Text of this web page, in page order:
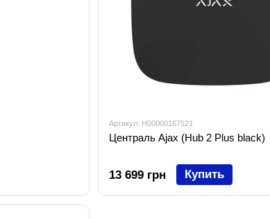
Артикул: H00000167521
Централь Ajax (Hub 2 Plus black)
13 699 грн Купить